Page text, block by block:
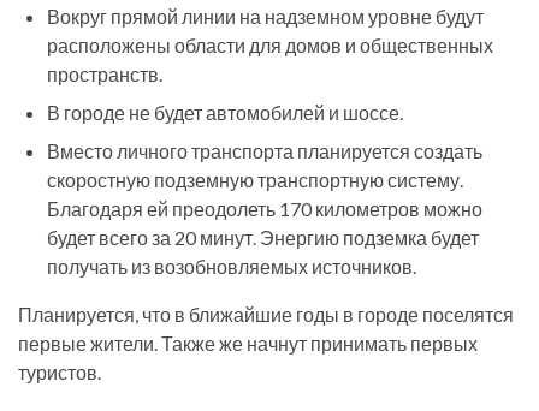
Вокруг прямой линии на надземном уровне будут
расположены области для домов и общественных
пространств.
В городе не будет автомобилей и шоссе.
Вместо личного транспорта планируется создать
скоростную подземную транспортную систему.
Благодаря ей преодолеть 170 километров можно
будет всего за 20 минут. Энергию подземка будет
получать из возобновляемых источников.
Планируется, что в ближайшие годы в городе поселятся
первые жители. Также же начнут принимать первых
туристов.